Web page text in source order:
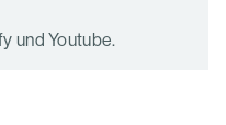
und Youtube.